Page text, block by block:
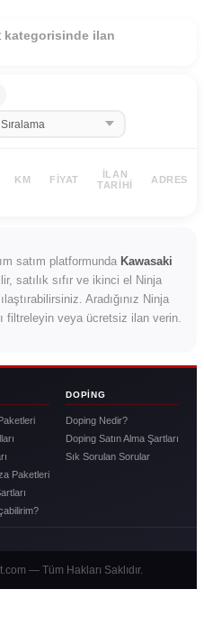
kategorisinde ilan
KM FIYAT
İLAN
TARIHI
ADRES
satım platformunda Kawasaki
satılık sıfır ve ikinci el Ninja
Aradığınız Ninja
filtreleyin veya ücretsiz ilan verin.
Paketleri
DOPING
Doping Nedir?
Doping Satın Alma Şartları
Sık Sorulan Sorular
— Tüm Hakları Saklıdır.